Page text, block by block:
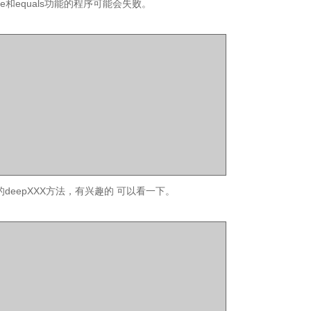
equals功能的程序可能会失败。
方法，有兴趣的 可以看一下。